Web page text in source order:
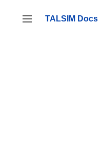
springen
Seitenleiste umschalten
TALSIM Docs